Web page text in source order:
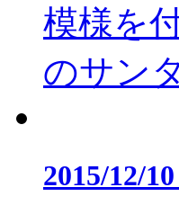
模様を
のサン
2015/12/